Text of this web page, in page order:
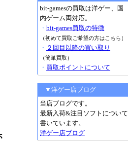
bit-gamesの買取は洋ゲー、国
内ゲーム両対応。
・ bit-games買取の特徴
（初めて買取ご希望の方はこちら）
・ ２回目以降の買い取り
（簡単買取）
・ 買取ポイントについて
▼洋ゲー店ブログ
当店ブログです。
最新入荷&注目ソフトについて
書いています。
洋ゲー店ブログ